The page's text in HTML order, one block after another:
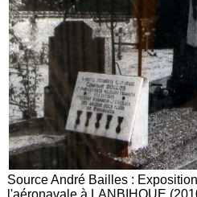
Source André Bailles :